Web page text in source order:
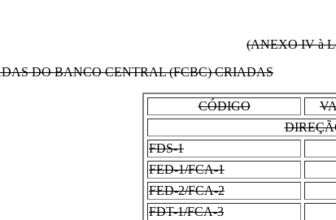
(ANEXO IV à
DO BANCO CENTRAL (FCBC) CRIADAS
CÓDIGO
FDS-1
FED-1/FCA-1
FED-2/FCA-2
FDT-1/FCA-3